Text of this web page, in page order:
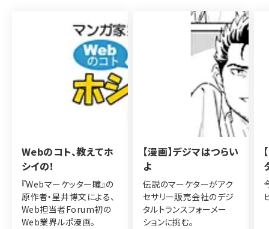
Webのコト、教えてホ
シイの！
『Webマーケッター瞳』の
原作者・星井博文による、
Web担当者Forum初の
Web業界ルポ漫画。
【漫画】デジマはつらい
よ
伝説のマーケターがアク
セサリー販売会社のデジ
タルトランスフォーメー
ションに挑む。